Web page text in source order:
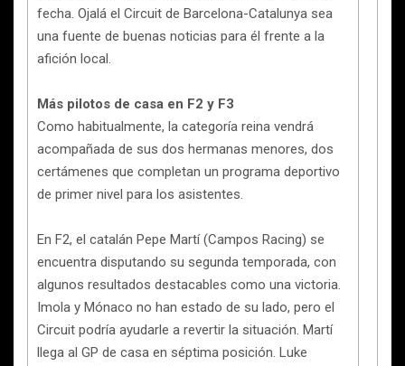
fecha. Ojalá el Circuit de Barcelona-Catalunya sea
una fuente de buenas noticias para él frente a la
afición local.
Más pilotos de casa en F2 y F3
Como habitualmente, la categoría reina vendrá
acompañada de sus dos hermanas menores, dos
certámenes que completan un programa deportivo
de primer nivel para los asistentes.
En F2, el catalán Pepe Martí (Campos Racing) se
encuentra disputando su segunda temporada, con
algunos resultados destacables como una victoria.
Imola y Mónaco no han estado de su lado, pero el
Circuit podría ayudarle a revertir la situación. Martí
llega al GP de casa en séptima posición. Luke